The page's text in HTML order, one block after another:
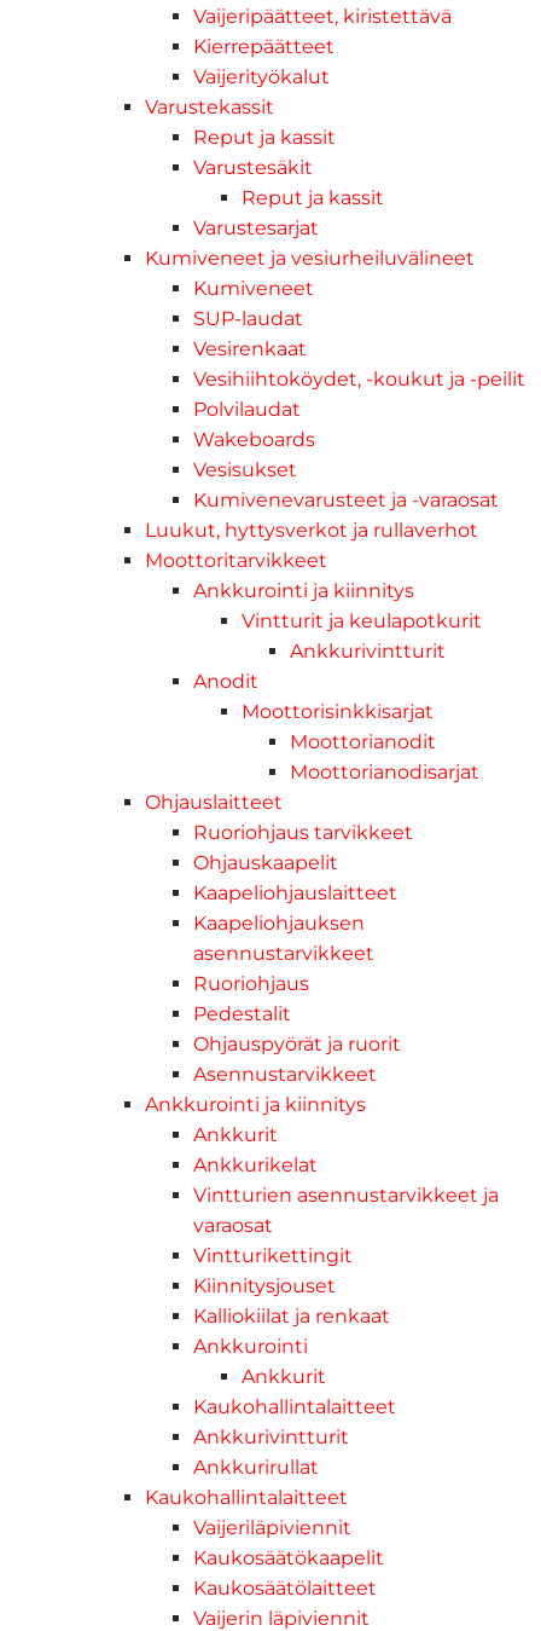
Vaijeripäätteet, kiristettävä
Kierrepäätteet
Vaijerityökalut
Varustekassit
Reput ja kassit
Varustesäkit
Reput ja kassit
Varustesarjat
Kumiveneet ja vesiurheiluvälineet
Kumiveneet
SUP-laudat
Vesirenkaat
Vesihiihtoköydet, -koukut ja -peilit
Polvilaudat
Wakeboards
Vesisukset
Kumivenevarusteet ja -varaosat
Luukut, hyttysverkot ja rullaverhot
Moottoritarvikkeet
Ankkurointi ja kiinnitys
Vintturit ja keulapotkurit
Ankkurivintturit
Anodit
Moottorisinkkisarjat
Moottorianodit
Moottorianodisarjat
Ohjauslaitteet
Ruoriohjaus tarvikkeet
Ohjauskaapelit
Kaapeliohjauslaitteet
Kaapeliohjauksen
asennustarvikkeet
Ruoriohjaus
Pedestalit
Ohjauspyörät ja ruorit
Asennustarvikkeet
Ankkurointi ja kiinnitys
Ankkurit
Ankkurikelat
Vintturien asennustarvikkeet ja
varaosat
Vintturikettingit
Kiinnitysjouset
Kalliokiilat ja renkaat
Ankkurointi
Ankkurit
Kaukohallintalaitteet
Ankkurivintturit
Ankkurirullat
Kaukohallintalaitteet
Vaijeriläpiviennit
Kaukosäätökaapelit
Kaukosäätölaitteet
Vaijerin läpiviennit